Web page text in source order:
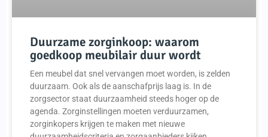
Duurzame zorginkoop: waarom
goedkoop meubilair duur wordt
Een meubel dat snel vervangen moet worden, is zelden
duurzaam. Ook als de aanschafprijs laag is. In de
zorgsector staat duurzaamheid steeds hoger op de
agenda. Zorginstellingen moeten verduurzamen,
zorginkopers krijgen te maken met nieuwe